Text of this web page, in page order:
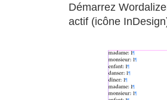
Démarrez
actif (icône